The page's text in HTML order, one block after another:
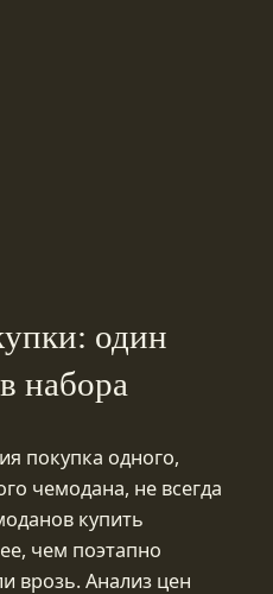
один
набора
покупка одного,
чемодана, не всегда
купить
чем поэтапно
врозь. Анализ цен